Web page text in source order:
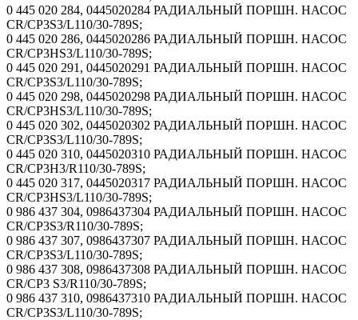
0 445 020 284, 0445020284 РАДИАЛЬНЫЙ ПОРШН. НАСОС
CR/CP3S3/L110/30-789S;
0 445 020 286, 0445020286 РАДИАЛЬНЫЙ ПОРШН. НАСОС
CR/CP3HS3/L110/30-789S;
0 445 020 291, 0445020291 РАДИАЛЬНЫЙ ПОРШН. НАСОС
CR/CP3S3/L110/30-789S;
0 445 020 298, 0445020298 РАДИАЛЬНЫЙ ПОРШН. НАСОС
CR/CP3HS3/L110/30-789S;
0 445 020 302, 0445020302 РАДИАЛЬНЫЙ ПОРШН. НАСОС
CR/CP3S3/L110/30-789S;
0 445 020 310, 0445020310 РАДИАЛЬНЫЙ ПОРШН. НАСОС
CR/CP3H3/R110/30-789S;
0 445 020 317, 0445020317 РАДИАЛЬНЫЙ ПОРШН. НАСОС
CR/CP3HS3/L110/30-789S;
0 986 437 304, 0986437304 РАДИАЛЬНЫЙ ПОРШН. НАСОС
CR/CP3S3/R110/30-789S;
0 986 437 307, 0986437307 РАДИАЛЬНЫЙ ПОРШН. НАСОС
CR/CP3S3/L110/30-789S;
0 986 437 308, 0986437308 РАДИАЛЬНЫЙ ПОРШН. НАСОС
CR/CP3 S3/R110/30-789S;
0 986 437 310, 0986437310 РАДИАЛЬНЫЙ ПОРШН. НАСОС
CR/CP3S3/L110/30-789S;